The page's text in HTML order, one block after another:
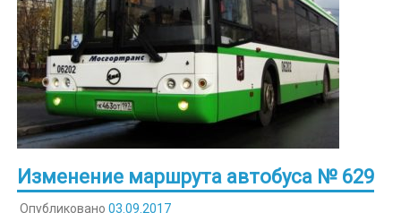
Изменение маршрута автобуса № 629
Опубликовано 03.09.2017